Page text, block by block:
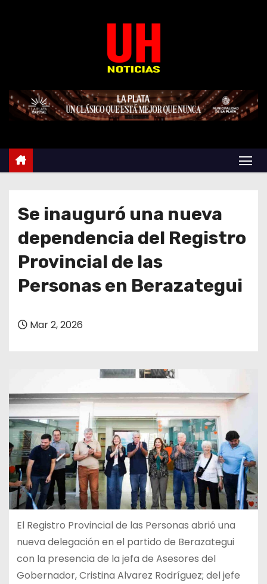
e
Se inauguró una nueva
dependencia del Registro
Provincial de las
Personas en Berazategui
Mar 2, 2026
El Registro Provincial de las Personas abrió una
nueva delegación en el partido de Berazategui
con la presencia de la jefa de Asesores del
Gobernador, Cristina Alvarez Rodríguez; del jefe